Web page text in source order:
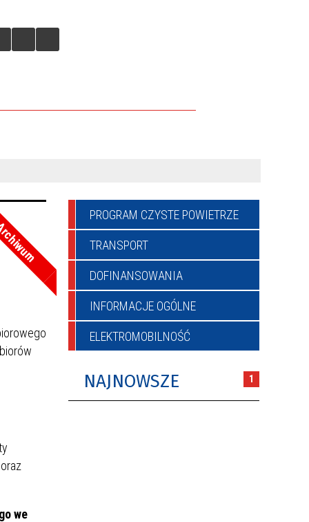
we
PROGRAM CZYSTE POWIETRZE
TRANSPORT
DOFINANSOWANIA
INFORMACJE OGÓLNE
ELEKTROMOBILNOŚĆ
NAJNOWSZE 1